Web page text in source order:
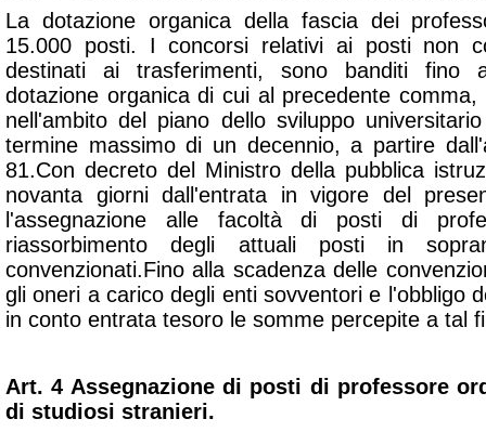
La dotazione organica della fascia dei
15.000 posti. I concorsi relativi ai posti non
destinati ai trasferimenti, sono banditi fino
dotazione organica di cui al precedente comma,
nell'ambito del piano dello sviluppo
termine massimo di un decennio, a partire
81.Con decreto del Ministro della pubblica
novanta giorni dall'entrata in vigore del
l'assegnazione alle facoltà di posti di
riassorbimento degli attuali posti in
convenzionati.Fino alla scadenza delle
gli oneri a carico degli enti sovventori e l'obbligo
in conto entrata tesoro le somme percepite a tal
Art. 4 Assegnazione di posti di professore
di studiosi stranieri.